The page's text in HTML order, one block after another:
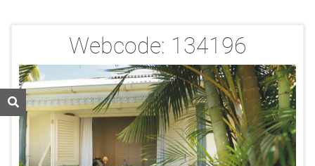
Webcode: 134196